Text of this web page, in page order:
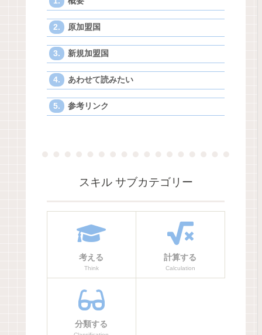
原加盟国
新規加盟国
あわせて読みたい
参考リンク
スキル サブカテゴリー
考える
Think
計算する
Calculation
分類する